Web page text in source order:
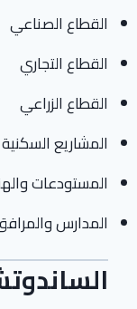
القطاع الصناعي
القطاع التجاري
القطاع الزراعي
المشاريع السكنية
المستودعات
المدارس